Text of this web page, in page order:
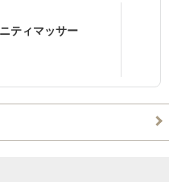
ティマッサー